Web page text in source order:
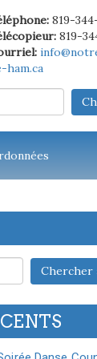
819-
819-
ham.ca
Chercher